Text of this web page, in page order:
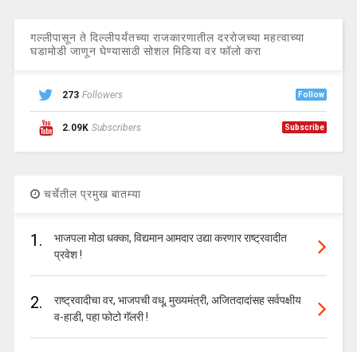
गल्लीपासून ते दिल्लीपर्यंतच्या राजकारणातील दररोजच्या महत्वाच्या
घडामोडी जाणून घेण्यासाठी सोशल मिडिया वर फॉलो करा
273 Followers Follow
2.09K Subscribers Subscribe
चर्चेतील प्रमुख बातम्या
1.
भाजपला मोठा धक्का, विद्यमान आमदार उद्या करणार राष्ट्रवादीत
प्रवेश !
2.
राष्ट्रवादीचा वर, भाजपची वधू, मुख्यमंत्री, अजितदादांसह सर्वपक्षीय
व-हाडी, पहा फोटो गॅलरी !